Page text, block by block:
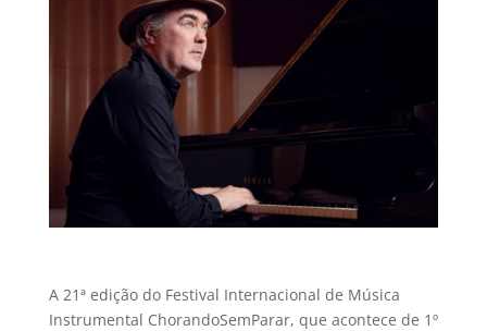
A 21ª edição do Festival Internacional de Música
Instrumental ChorandoSemParar, que acontece de 1º